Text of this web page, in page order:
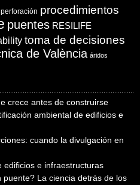
perforación procedimientos
puentes RESILIFE
toma de decisiones
de València áridos
crece antes de construirse
ambiental de edificios e
cuando la divulgación en
edificios e infraestructuras
La ciencia detrás de los